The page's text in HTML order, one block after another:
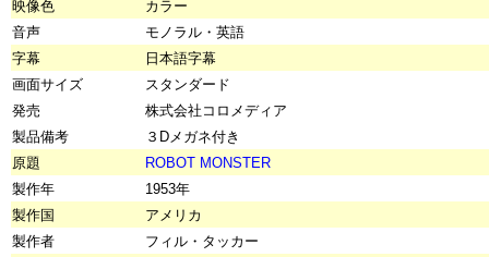
映像色
カラー
音声
モノラル・英語
字幕
日本語字幕
画面サイズ
スタンダード
発売
株式会社コロメディア
製品備考
３Dメガネ付き
原題
ROBOT MONSTER
製作年
1953年
製作国
アメリカ
製作者
フィル・タッカー